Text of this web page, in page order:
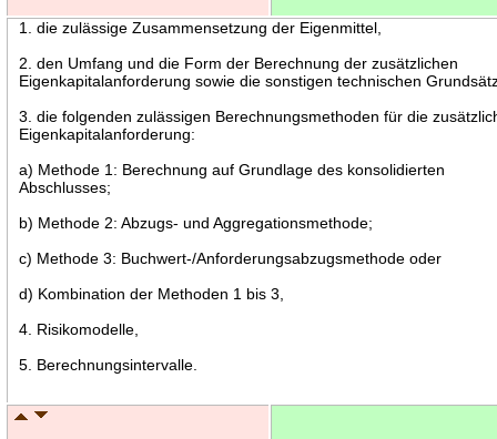
1. die zulässige Zusammensetzung der Eigenmittel,
2. den Umfang und die Form der Berechnung der zusätzlichen
Eigenkapitalanforderung sowie die sonstigen technischen
3. die folgenden zulässigen Berechnungsmethoden für die
Eigenkapitalanforderung:
a) Methode 1: Berechnung auf Grundlage des konsolidierten
Abschlusses;
b) Methode 2: Abzugs- und Aggregationsmethode;
c) Methode 3: Buchwert-/Anforderungsabzugsmethode oder
d) Kombination der Methoden 1 bis 3,
4. Risikomodelle,
5. Berechnungsintervalle.